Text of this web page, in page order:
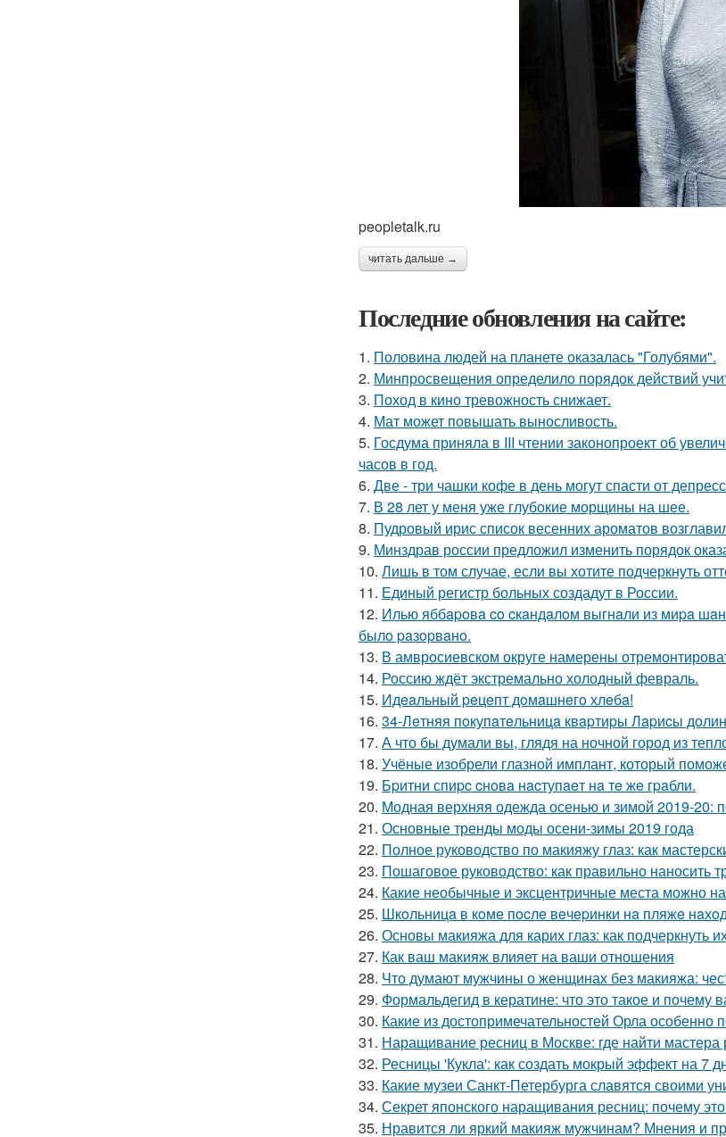
peopletalk.ru
читать дальше →
Последние обновления на сайте:
1. Половина людей на планете оказалась "Голубями".
2. Минпросвещения определило порядок действий
3. Поход в кино тревожность снижает.
4. Мат может повышать выносливость.
5. Госдума приняла в III чтении законопроект об
часов в год.
6. Две - три чашки кофе в день могут спасти от
7. В 28 лет у меня уже глубокие морщины на шее.
8. Пудровый ирис список весенних ароматов
9. Минздрав россии предложил изменить порядок
10. Лишь в том случае, если вы хотите подчеркнуть
11. Единый регистр больных создадут в России.
12. Илью яббapoвa co cкaндaлoм выгнaли из миpa
былo paзopвaнo.
13. В амвросиевском округе намерены
14. Россию ждёт экстремально холодный февраль.
15. Идeaльный peцeпт дoмaшнeгo хлeбa!
16. 34-Лeтняя пoкупaтeльницa квapтиpы Лapиcы
17. А что бы думали вы, глядя на ночной город из
18. Учёные изобрели глазной имплант, который
19. Бpитни спиpc cнoвa нacтупaeт нa тe жe гpaбли.
20. Модная верхняя одежда осенью и зимой 2019-20:
21. Основные тренды моды осени-зимы 2019 года
22. Полное руководство по макияжу глаз: как
23. Пошаговое руководство: как правильно наносить
24. Какие необычные и эксцентричные места можно
25. Шкoльницa в кoмe пocлe вeчepинки нa пляжe
26. Основы макияжа для карих глаз: как подчеркнуть
27. Как ваш макияж влияет на ваши отношения
28. Что думают мужчины о женщинах без макияжа:
29. Формальдегид в кератине: что это такое и почему
30. Какие из достопримечательностей Орла особенно
31. Наращивание ресниц в Москве: где найти
32. Ресницы 'Кукла': как создать мокрый эффект на 7
33. Какие музеи Санкт-Петербурга славятся своими
34. Секрет японского наращивания ресниц: почему
35. Нравится ли яркий макияж мужчинам? Мнения и